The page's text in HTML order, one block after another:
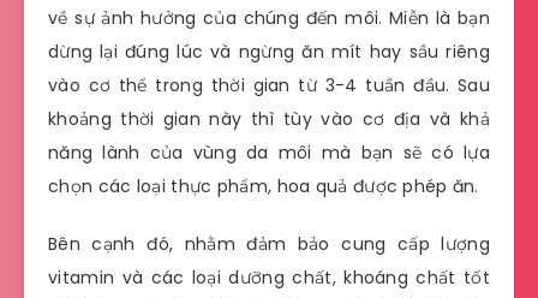
về sự ảnh hưởng của chúng đến môi. Miễn là bạn
dừng lại đúng lúc và ngừng ăn mít hay sầu riêng
vào cơ thể trong thời gian từ 3-4 tuần đầu. Sau
khoảng thời gian này thì tùy vào cơ địa và khả
năng lành của vùng da môi mà bạn sẽ có lựa
chọn các loại thực phẩm, hoa quả được phép ăn.
Bên cạnh đó, nhằm đảm bảo cung cấp lượng
vitamin và các loại dưỡng chất, khoáng chất tốt